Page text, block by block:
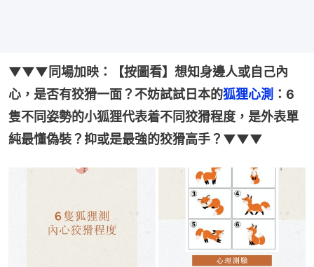
▼▼▼同場加映：【按圖看】想知身邊人或自己內
心，是否有狡猾一面？不妨試試日本的狐狸心測 ：6
隻不同姿勢的小狐狸代表着不同狡猾程度，是外表單
純最懂偽裝？抑或是最強的狡猾高手？▼▼▼